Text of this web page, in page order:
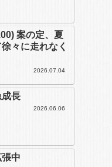
案の定、夏
々に走れなく
2026.07.04
成長
2026.06.06
中